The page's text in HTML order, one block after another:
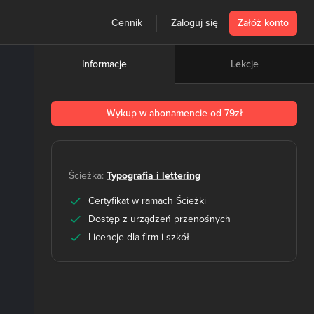
Cennik Zaloguj się Załóż konto
Informacje Lekcje
Wykup w abonamencie od 79zł
Ścieżka: Typografia i lettering
Certyfikat w ramach Ścieżki
Dostęp z urządzeń przenośnych
Licencje dla firm i szkół